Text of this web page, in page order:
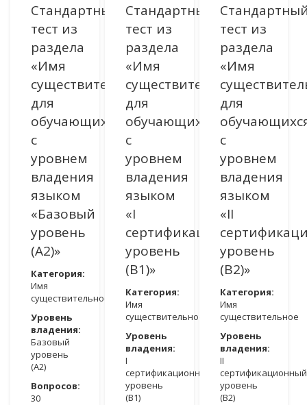
Стандартный
тест из
раздела
«Имя
существительное»
для
обучающихся
с
уровнем
владения
языком
«Базовый
уровень
(A2)»
Категория:
Имя
существительное
Уровень
владения:
Базовый
уровень
(A2)
Вопросов:
30
Стандартный
тест из
раздела
«Имя
существительное»
для
обучающихся
с
уровнем
владения
языком
«I
сертификационный
уровень
(B1)»
Категория:
Имя
существительное
Уровень
владения:
I
сертификационный
уровень
(B1)
тест из
раздела
«Имя
для
с
уровнем
владения
языком
«II
уровень
(В2)»
Категория:
Имя
существительное
Уровень
владения:
II
сертификационный
уровень
(В2)